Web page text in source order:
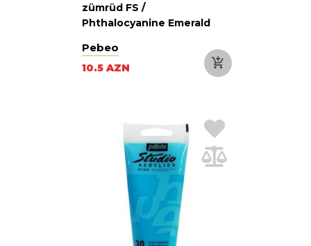
zümrüd FS /
Phthalocyanine Emerald
Pebeo
10.5 AZN